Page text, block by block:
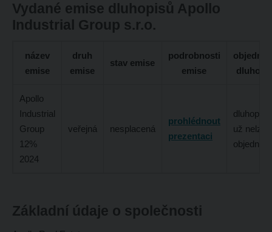
Vydané emise dluhopisů Apollo
Industrial Group s.r.o.
název
emise
druh
emise
stav emise
podrobnosti
emise
Apollo
Industrial
Group
12%
2024
veřejná nesplacená
prohlédnout
prezentaci
dluhopisy
už nelze
objednat
Základní údaje o společnosti